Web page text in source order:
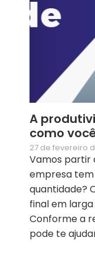
A
como
27 de fevereiro
Vamos partir
empresa
quantidade?
final em
Conforme a
pode te